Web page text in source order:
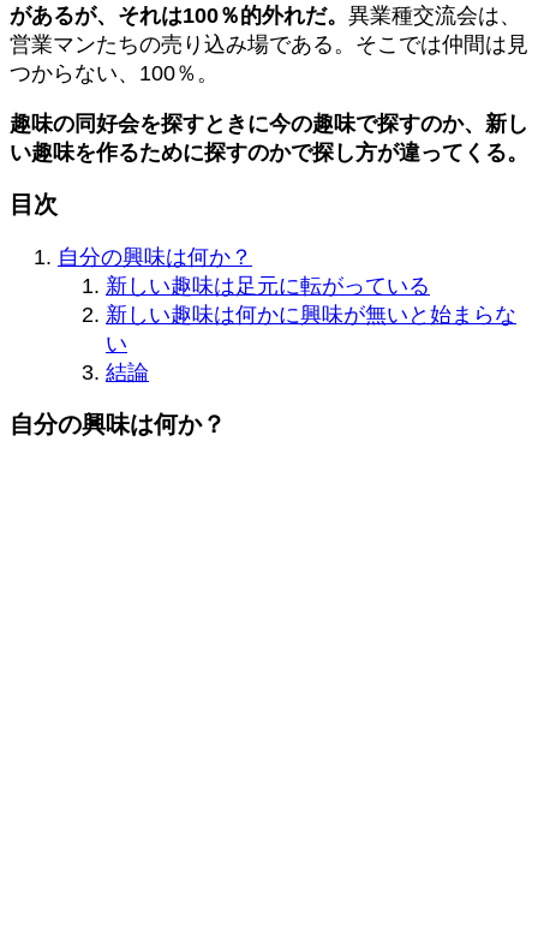
があるが、それは100％的外れだ。 異業種交流会は、
営業マンたちの売り込み場である。そこでは仲間は見
つからない、100％。
趣味の同好会を探すときに今の趣味で探すのか、新し
い趣味を作るために探すのかで探し方が違ってくる。
目次
自分の興味は何か？
新しい趣味は足元に転がっている
新しい趣味は何かに興味が無いと始まらな
い
結論
自分の興味は何か？